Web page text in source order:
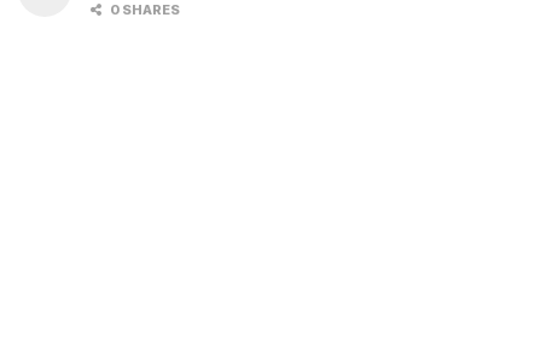
0 SHARES